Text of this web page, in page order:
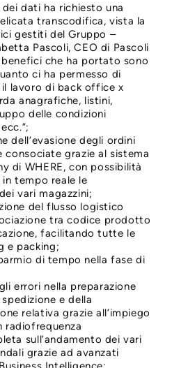
dei dati ha richiesto una
transcodifica, vista la
gestiti del Gruppo –
Pascoli, CEO di Pascoli
che ha portato sono
ci ha permesso di
il lavoro di back office x
anagrafiche, listini,
delle condizioni
dell’evasione degli ordini
consociate grazie al sistema
di WHERE, con possibilità
tempo reale le
vari magazzini;
del flusso logistico
tra codice prodotto
facilitando tutte le
e packing;
di tempo nella fase di
errori nella preparazione
e della
relativa grazie all’impiego
radiofrequenza
sull’andamento dei vari
grazie ad avanzati
Intelligence;